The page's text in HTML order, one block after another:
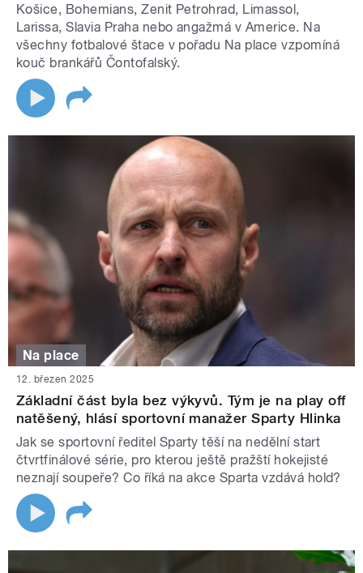
Košice, Bohemians, Zenit Petrohrad, Limassol,
Larissa, Slavia Praha nebo angažmá v Americe. Na
všechny fotbalové štace v pořadu Na place vzpomíná
kouč brankářů Čontofalský.
Na place
12. březen 2025
Základní část byla bez výkyvů. Tým je na play off
natěšený, hlásí sportovní manažer Sparty Hlinka
Jak se sportovní ředitel Sparty těší na nedělní start
čtvrtfinálové série, pro kterou ještě pražští hokejisté
neznají soupeře? Co říká na akce Sparta vzdává hold?